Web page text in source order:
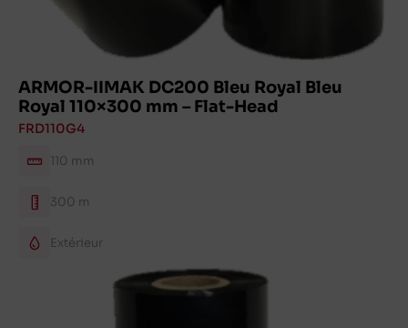
ARMOR-IIMAK DC200 Bleu Royal Bleu
Royal 110×300 mm – Flat-Head
FRD110G4
110 mm
300 m
Extérieur